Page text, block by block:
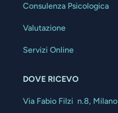
Consulenza Psicologica
Valutazione
Servizi Online
DOVE RICEVO
Via Fabio Filzi n.8, Milano